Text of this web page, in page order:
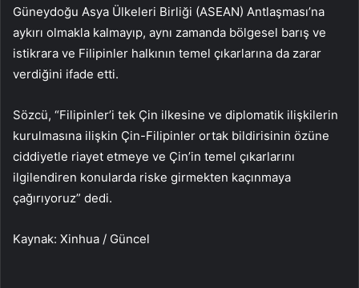
Güneydoğu Asya Ülkeleri Birliği (ASEAN) Antlaşması’na
aykırı olmakla kalmayıp, aynı zamanda bölgesel barış ve
istikrara ve Filipinler halkının temel çıkarlarına da zarar
verdiğini ifade etti.
Sözcü, “Filipinler’i tek Çin ilkesine ve diplomatik ilişkilerin
kurulmasına ilişkin Çin-Filipinler ortak bildirisinin özüne
ciddiyetle riayet etmeye ve Çin’in temel çıkarlarını
ilgilendiren konularda riske girmekten kaçınmaya
çağırıyoruz” dedi.
Kaynak: Xinhua / Güncel